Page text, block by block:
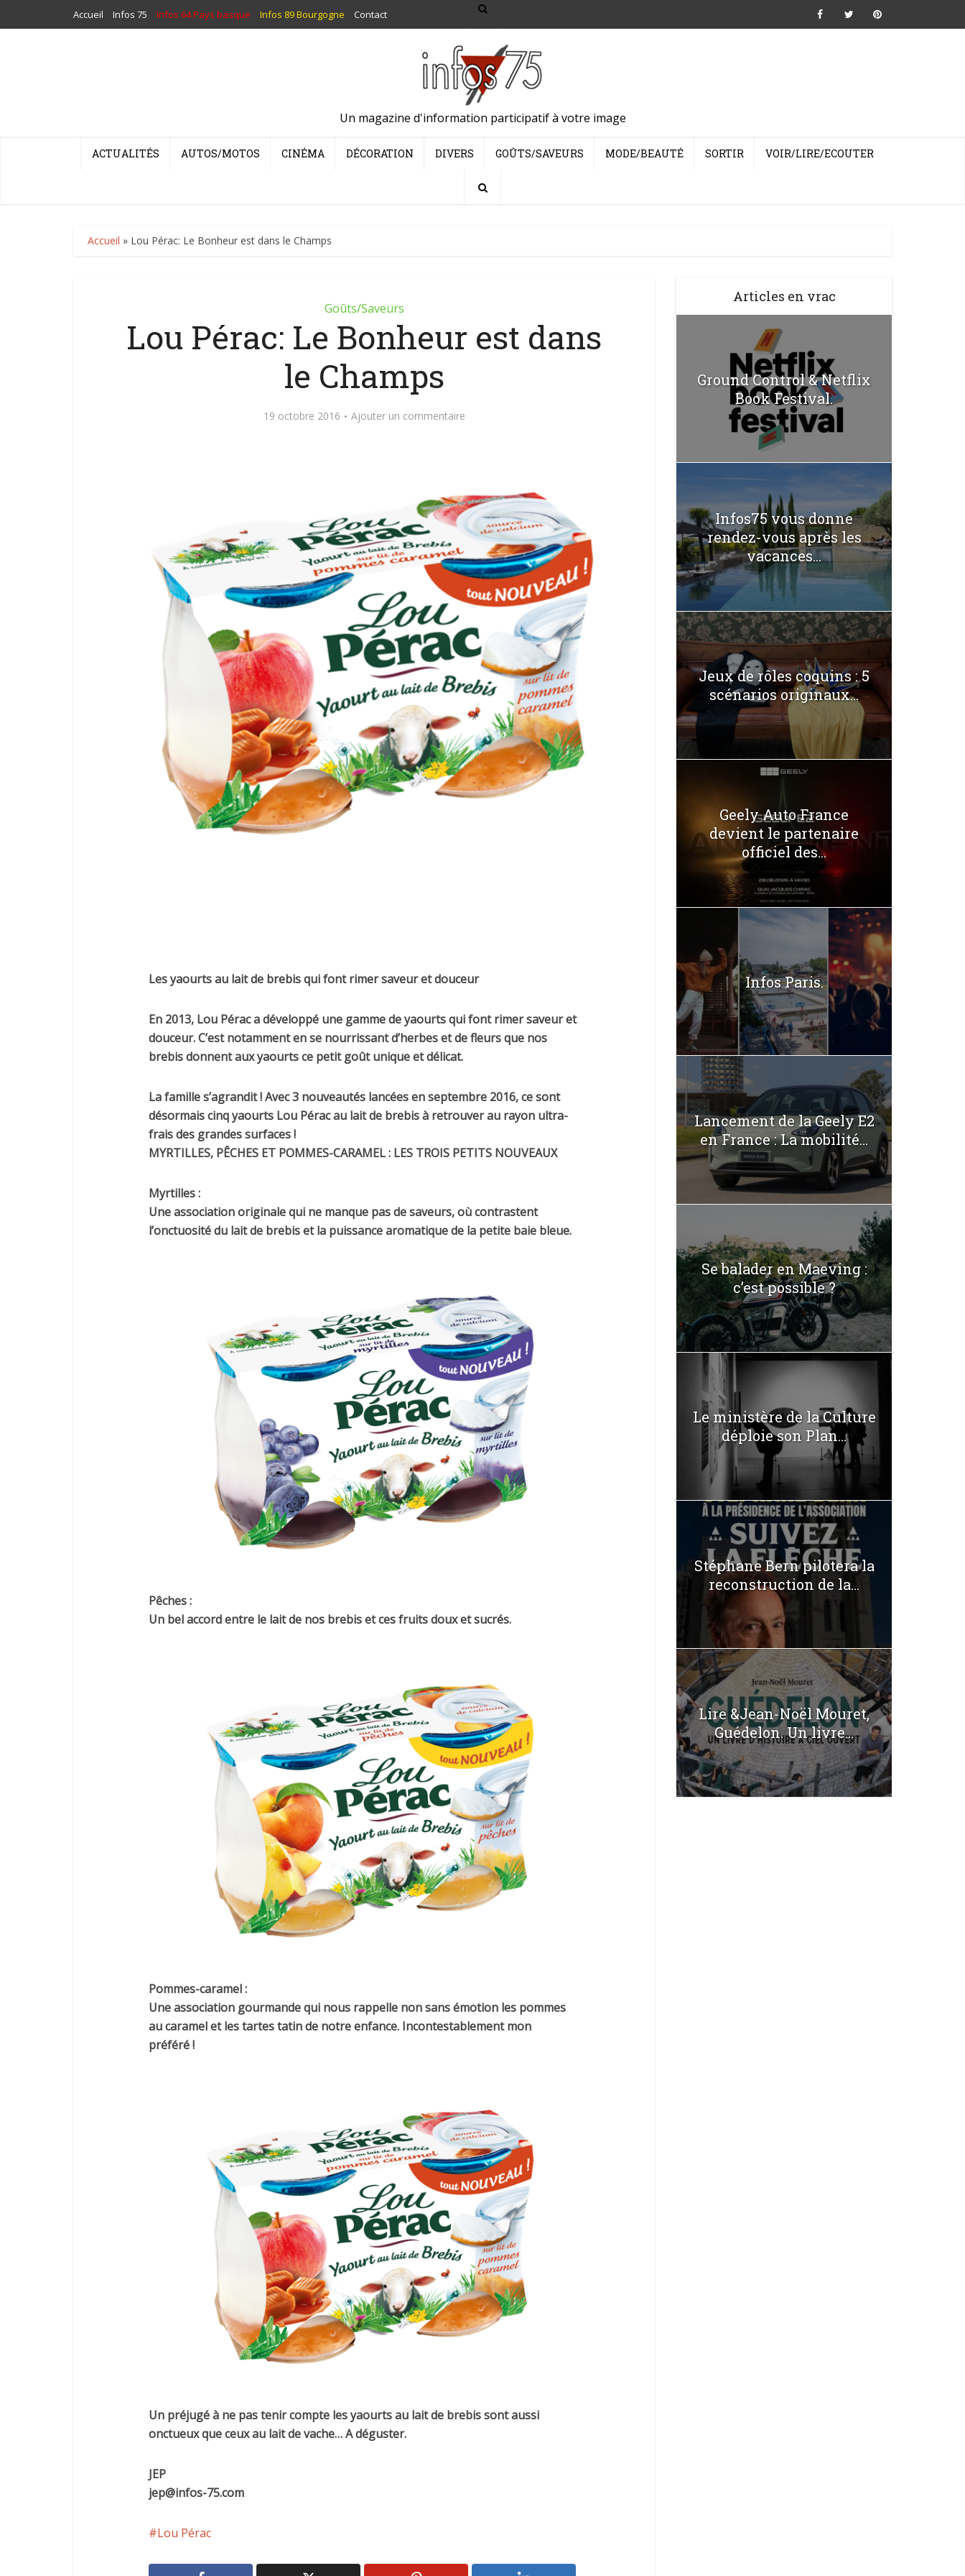
Accueil Infos 75 Infos 64 Pays basque Infos 89 Bourgogne Contact
Un magazine d'information participatif à votre image
ACTUALITÉS AUTOS/MOTOS CINÉMA DÉCORATION DIVERS GOÛTS/SAVEURS MODE/BEAUTÉ SORTIR VOIR/LIRE/ECOUTER
Accueil » Lou Pérac: Le Bonheur est dans le Champs
Goûts/Saveurs
Lou Pérac: Le Bonheur est dans
le Champs
19 octobre 2016 Ajouter un commentaire
Les yaourts au lait de brebis qui font rimer saveur et douceur
En 2013, Lou Pérac a développé une gamme de yaourts qui font rimer saveur et
douceur. C’est notamment en se nourrissant d’herbes et de fleurs que nos
brebis donnent aux yaourts ce petit goût unique et délicat.
La famille s’agrandit ! Avec 3 nouveautés lancées en septembre 2016, ce sont
désormais cinq yaourts Lou Pérac au lait de brebis à retrouver au rayon ultra-
frais des grandes surfaces !
MYRTILLES, PÊCHES ET POMMES-CARAMEL : LES TROIS PETITS NOUVEAUX
Myrtilles :
Une association originale qui ne manque pas de saveurs, où contrastent
l’onctuosité du lait de brebis et la puissance aromatique de la petite baie bleue.
Pêches :
Un bel accord entre le lait de nos brebis et ces fruits doux et sucrés.
Pommes-caramel :
Une association gourmande qui nous rappelle non sans émotion les pommes
au caramel et les tartes tatin de notre enfance. Incontestablement mon
préféré !
Un préjugé à ne pas tenir compte les yaourts au lait de brebis sont aussi
onctueux que ceux au lait de vache… A déguster.
JEP
jep@infos-75.com
Lou Pérac
Articles en vrac
Ground Control & Netflix
Book Festival.
Infos75 vous donne
rendez-vous après les
vacances...
Jeux de rôles coquins : 5
scénarios originaux...
Geely Auto France
devient le partenaire
officiel des...
Infos Paris.
Lancement de la Geely E2
en France : La mobilité...
Se balader en Maeving :
c’est possible ?
Le ministère de la Culture
déploie son Plan...
Stéphane Bern pilotera la
reconstruction de la...
Lire &Jean-Noël Mouret,
Guédelon. Un livre...